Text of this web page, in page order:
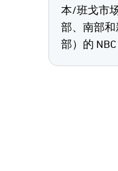
本/班戈市
部、南部
部）的 NBC